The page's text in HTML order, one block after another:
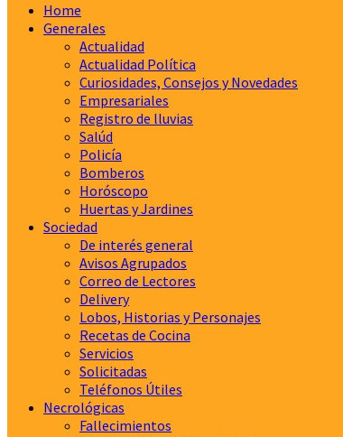
Home
Generales
Actualidad
Actualidad Política
Curiosidades, Consejos y Novedades
Empresariales
Registro de lluvias
Salúd
Policía
Bomberos
Horóscopo
Huertas y Jardines
Sociedad
De interés general
Avisos Agrupados
Correo de Lectores
Delivery
Lobos, Historias y Personajes
Recetas de Cocina
Servicios
Solicitadas
Teléfonos Útiles
Necrológicas
Fallecimientos